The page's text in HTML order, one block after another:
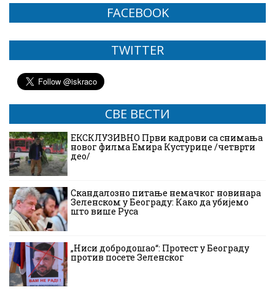
FACEBOOK
TWITTER
СВЕ ВЕСТИ
ЕКСКЛУЗИВНО Први кадрови са снимања
новог филма Емира Кустурице /четврти
део/
Скандалозно питање немачког новинара
Зеленском у Београду: Како да убијемо
што више Руса
„Ниси добродошао“: Протест у Београду
против посете Зеленског